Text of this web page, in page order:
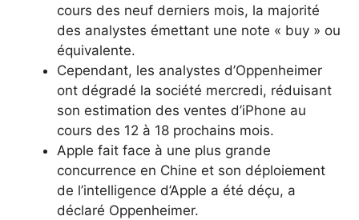
cours des neuf derniers mois, la majorité
des analystes émettant une note « buy » ou
équivalente.
Cependant, les analystes d’Oppenheimer
ont dégradé la société mercredi, réduisant
son estimation des ventes d’iPhone au
cours des 12 à 18 prochains mois.
Apple fait face à une plus grande
concurrence en Chine et son déploiement
de l’intelligence d’Apple a été déçu, a
déclaré Oppenheimer.